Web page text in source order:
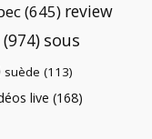
(645) review
(974) sous
suède (113)
live (168)